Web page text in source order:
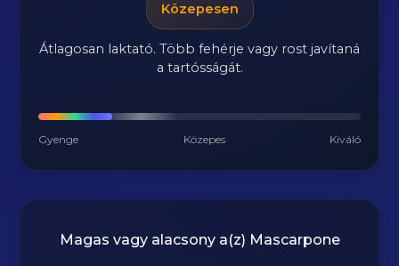
Közepesen
Átlagosan laktató. Több fehérje vagy rost javítaná
a tartósságát.
Gyenge Közepes Kiváló
Magas vagy alacsony a(z) Mascarpone